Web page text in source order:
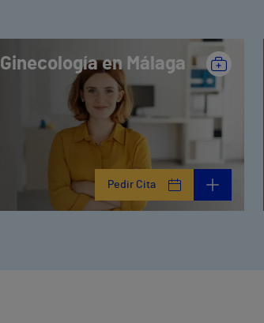
Ginecología en Málaga
Pedir Cita